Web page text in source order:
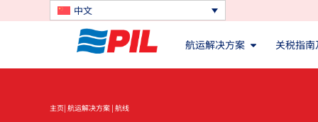
中文
航运解决方案 关税指
主页| 航运解决方案 | 航线